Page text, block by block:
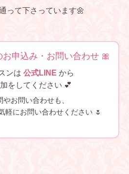
って下さっています🌼
申込み・お問い合わせ 🎀
ンは 公式LINE から
をしてください 💕
やお問い合わせも、
軽にお問い合わせください 🌷